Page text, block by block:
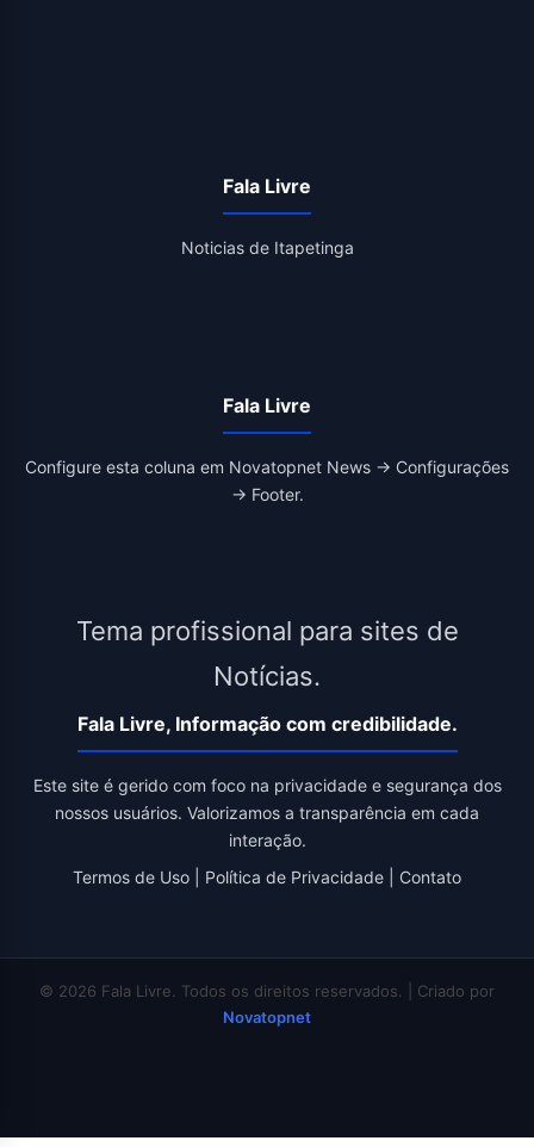
Fala Livre
Noticias de Itapetinga
Fala Livre
Configure esta coluna em Novatopnet News → Configurações
→ Footer.
Tema profissional para sites de
Notícias.
Fala Livre, Informação com credibilidade.
Este site é gerido com foco na privacidade e segurança dos
nossos usuários. Valorizamos a transparência em cada
interação.
Termos de Uso
Política de Privacidade Contato
© 2026 Fala Livre. Todos os direitos reservados. | Criado por
Novatopnet